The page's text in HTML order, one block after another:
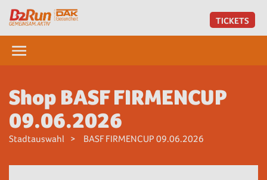
TICKETS
Shop BASF FIRMENCUP
09.06.2026
Stadtauswahl BASF FIRMENCUP 09.06.2026